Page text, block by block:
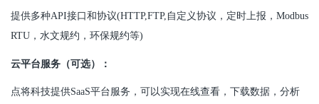
提供多种API接口和协议(HTTP,FTP,自定义协议，定时上报，Modbus
RTU，水文规约，环保规约等)
云平台服务（可选）：
点将科技提供SaaS平台服务，可以实现在线查看，下载数据，分析